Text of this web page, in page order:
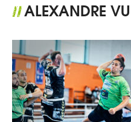
//ALEXANDRE VU